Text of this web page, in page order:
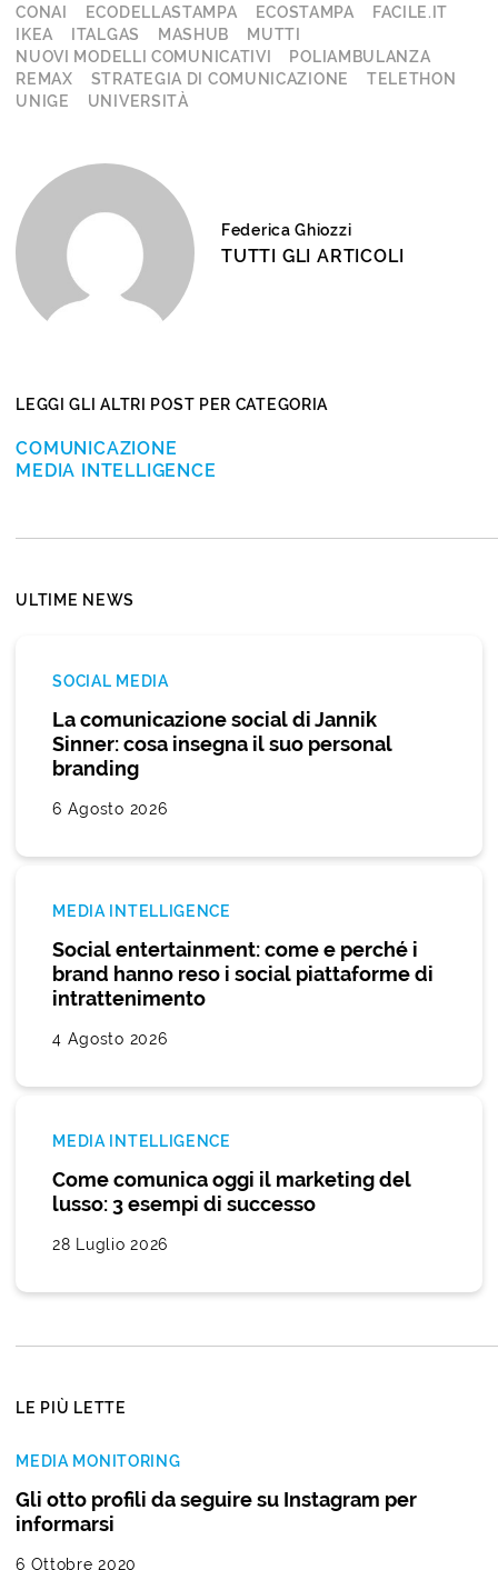
CONAI
ECODELLASTAMPA ECOSTAMPA
FACILE.IT
IKEA
ITALGAS MASHUB
MUTTI
NUOVI MODELLI COMUNICATIVI
POLIAMBULANZA
REMAX
STRATEGIA DI COMUNICAZIONE
TELETHON
UNIGE
UNIVERSITÀ
Federica Ghiozzi
TUTTI GLI ARTICOLI
LEGGI GLI ALTRI POST PER CATEGORIA
COMUNICAZIONE
MEDIA INTELLIGENCE
ULTIME NEWS
SOCIAL MEDIA
La comunicazione social di Jannik
Sinner: cosa insegna il suo personal
branding
6 Agosto 2026
MEDIA INTELLIGENCE
Social entertainment: come e perché i
brand hanno reso i social piattaforme di
intrattenimento
4 Agosto 2026
MEDIA INTELLIGENCE
Come comunica oggi il marketing del
lusso: 3 esempi di successo
28 Luglio 2026
LE PIÙ LETTE
MEDIA MONITORING
Gli otto profili da seguire su Instagram per
informarsi
6 Ottobre 2020